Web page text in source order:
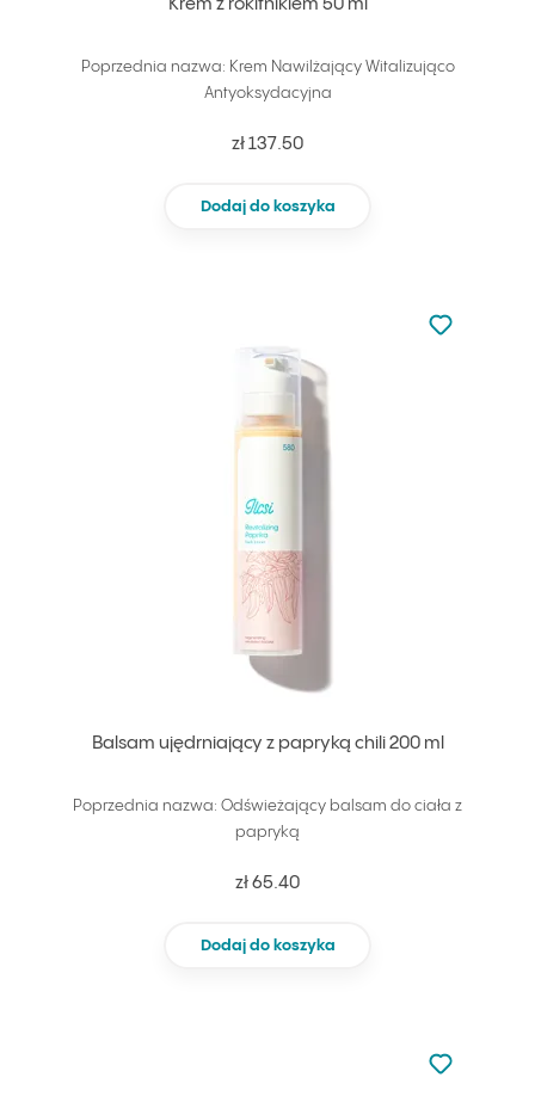
Krem z rokitnikiem 50 ml
Poprzednia nazwa: Krem Nawilżający Witalizująco
Antyoksydacyjna
zł 137.50
Dodaj do koszyka
Balsam ujędrniający z papryką chili 200 ml
Poprzednia nazwa: Odświeżający balsam do ciała z
papryką
zł 65.40
Dodaj do koszyka
Nie dodano
Dodaj do
Nie dodano
Dodaj do